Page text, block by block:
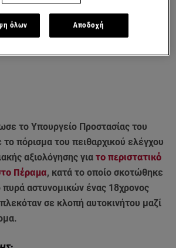
το Υπουργείο Προστασίας του
το πόρισμα του πειθαρχικού ελέγχου
αξιολόγησης για το περιστατικό
Πέραμα, κατά το οποίο σκοτώθηκε
αστυνομικών ένας 18χρονος
σε κλοπή αυτοκινήτου μαζί
όλων Αποδοχή